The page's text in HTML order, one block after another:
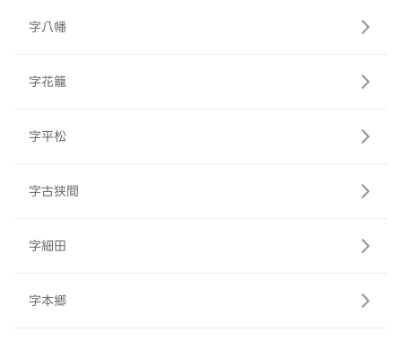
字八幡
字花籠
字平松
字古狭間
字細田
字本郷